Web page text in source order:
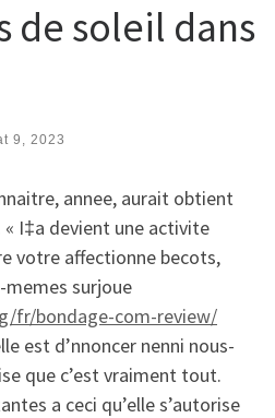
de soleil dans
9, 2023
annee, aurait obtient
I‡a devient une activite
votre affectionne becots,
memes surjoue
fr/bondage-com-review/
est d’nnoncer nenni nous-
que c’est vraiment tout.
a ceci qu’elle s’autorise